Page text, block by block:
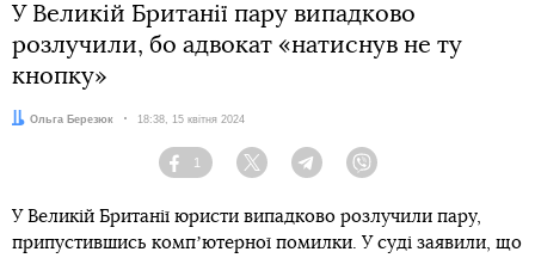
У Великій Британії пару випадково
розлучили, бо адвокат «натиснув не ту
кнопку»
Автор:
Ольга Березюк Дата:
18:38, 15 квітня 2024
Facebook
1
Twitter TelegramViber
У Великій Британії юристи випадково розлучили пару,
припустившись компʼютерної помилки. У суді заявили, що